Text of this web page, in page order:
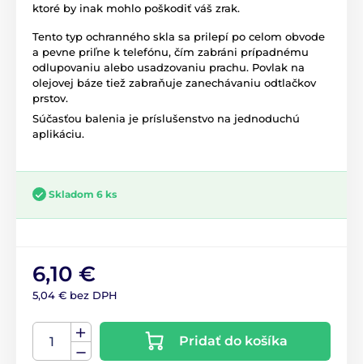
ktoré by inak mohlo poškodiť váš zrak.
Tento typ ochranného skla sa prilepí po celom obvode
a pevne priľne k telefónu, čím zabráni prípadnému
odlupovaniu alebo usadzovaniu prachu. Povlak na
olejovej báze tiež zabraňuje zanechávaniu odtlačkov
prstov.
Súčasťou balenia je príslušenstvo na jednoduchú
aplikáciu.
Skladom 6 ks
6,10 €
5,04 € bez DPH
Pridať do košíka